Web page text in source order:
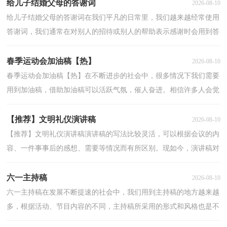
给儿子结婚父母的答谢词 2026-08-10
给儿子结婚父母的答谢词在我们平凡的日常里，我们越来越经常使用
答谢词，我们通常在对别人的招待或别人的帮助表示感谢时会用到答
春季运动会加油稿【热】 2026-08-10
春季运动会加油稿【热】在不断进步的社会中，很多情况下我们需要
用到加油稿，借助加油稿可以活跃气氛，催人奋进。相信许多人会觉
【推荐】文明礼仪演讲稿 2026-08-10
【推荐】文明礼仪演讲稿演讲稿的写法比较灵活，可以根据会议的内
容、一件事事后的感想、需要等情况而有所区别。现如今，演讲稿对
六一主持稿 2026-08-10
六一主持稿在发展不断提速的社会中，我们用到主持稿的地方越来越
多，根据活动、节目内容的不同，主持稿所采用的形式和风格也是不